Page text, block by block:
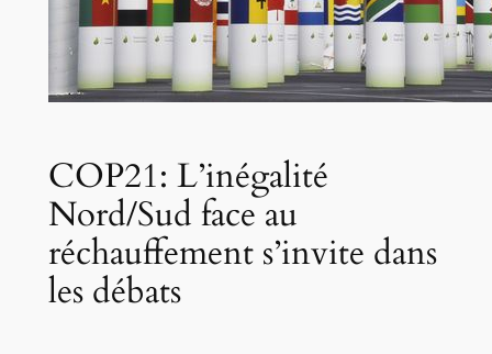
COP21: L’inégalité
Nord/Sud face au
réchauffement s’invite dans
les débats